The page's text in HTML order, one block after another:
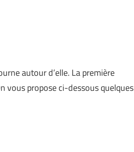
autour d’elle. La première
vous propose ci-dessous quelques